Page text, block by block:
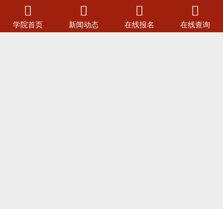

学院首页

新闻动态

在线报名

在线查询